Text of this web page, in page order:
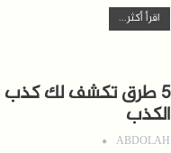
اقرأ أكثر...
5 طرق تكشف لك كذب
الكذب
ABDOLAH